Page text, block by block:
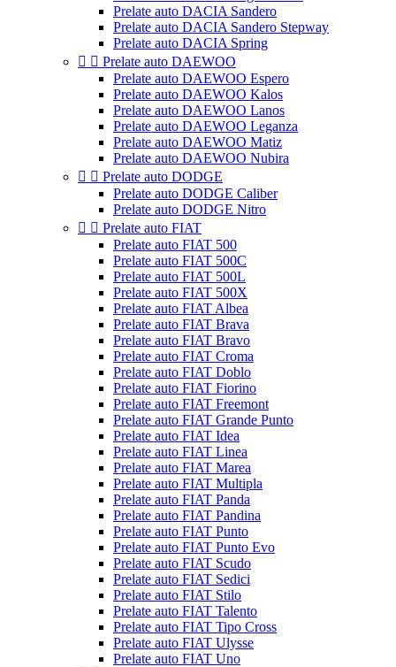
Prelate auto DACIA Sandero
Prelate auto DACIA Sandero Stepway
Prelate auto DACIA Spring
  Prelate auto DAEWOO
Prelate auto DAEWOO Espero
Prelate auto DAEWOO Kalos
Prelate auto DAEWOO Lanos
Prelate auto DAEWOO Leganza
Prelate auto DAEWOO Matiz
Prelate auto DAEWOO Nubira
  Prelate auto DODGE
Prelate auto DODGE Caliber
Prelate auto DODGE Nitro
  Prelate auto FIAT
Prelate auto FIAT 500
Prelate auto FIAT 500C
Prelate auto FIAT 500L
Prelate auto FIAT 500X
Prelate auto FIAT Albea
Prelate auto FIAT Brava
Prelate auto FIAT Bravo
Prelate auto FIAT Croma
Prelate auto FIAT Doblo
Prelate auto FIAT Fiorino
Prelate auto FIAT Freemont
Prelate auto FIAT Grande Punto
Prelate auto FIAT Idea
Prelate auto FIAT Linea
Prelate auto FIAT Marea
Prelate auto FIAT Multipla
Prelate auto FIAT Panda
Prelate auto FIAT Pandina
Prelate auto FIAT Punto
Prelate auto FIAT Punto Evo
Prelate auto FIAT Scudo
Prelate auto FIAT Sedici
Prelate auto FIAT Stilo
Prelate auto FIAT Talento
Prelate auto FIAT Tipo Cross
Prelate auto FIAT Ulysse
Prelate auto FIAT Uno